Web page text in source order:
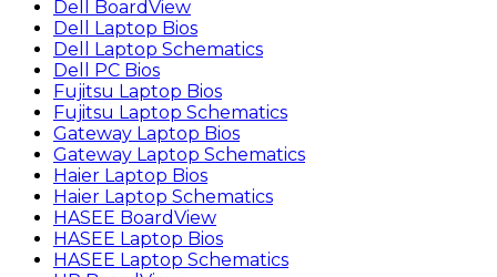
Dell BoardView
Dell Laptop Bios
Dell Laptop Schematics
Dell PC Bios
Fujitsu Laptop Bios
Fujitsu Laptop Schematics
Gateway Laptop Bios
Gateway Laptop Schematics
Haier Laptop Bios
Haier Laptop Schematics
HASEE BoardView
HASEE Laptop Bios
HASEE Laptop Schematics